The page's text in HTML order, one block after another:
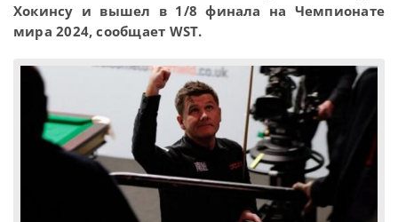
Хокинсу и вышел в 1/8 финала на Чемпионате
мира 2024, сообщает WST.